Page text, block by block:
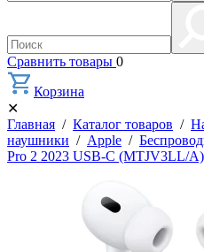
Сравнить товары 0
Корзина
✕
Главная / Каталог товаров /
наушники / Apple /
Pro 2 2023 USB-C (MTJV3LL/